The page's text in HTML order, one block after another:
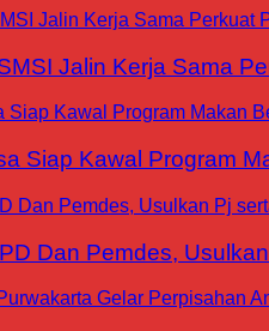
Jalin Kerja Sama
Siap Kawal Program
Dan Pemdes,